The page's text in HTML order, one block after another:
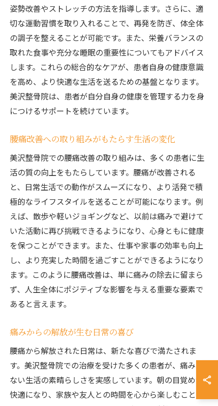
姿勢改善やストレッチの方法を指導します。さらに、適
切な運動習慣を取り入れることで、再発を防ぎ、体全体
の調子を整えることが可能です。また、栄養バランスの
取れた食事や充分な睡眠の重要性についてもアドバイス
します。これらの総合的なケアが、患者自身の健康意識
を高め、より快適な生活を送るための基盤となります。
美沢整骨院は、患者が自分自身の健康を管理する力を身
につけるサポートを続けています。
腰痛改善への取り組みがもたらす生活の変化
美沢整骨院での腰痛改善の取り組みは、多くの患者に生
活の質の向上をもたらしています。腰痛が改善される
と、日常生活での動作がスムーズになり、より活発で積
極的なライフスタイルを送ることが可能になります。例
えば、散歩や軽いジョギングなど、以前は痛みで避けて
いた活動に再び挑戦できるようになり、心身ともに健康
を保つことができます。また、仕事や家事の効率も向上
し、より充実した時間を過ごすことができるようになり
ます。このように腰痛改善は、単に痛みの除去に留まら
ず、人生全体にポジティブな影響を与える重要な要素で
あると言えます。
痛みからの解放が生む日常の喜び
腰痛から解放された日常は、新たな喜びで満たされま
す。美沢整骨院での治療を受けた多くの患者が、痛みの
ない生活の素晴らしさを実感しています。朝の目覚めが
快適になり、家族や友人との時間を心から楽しむことが